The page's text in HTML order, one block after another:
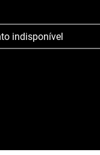
indisponível